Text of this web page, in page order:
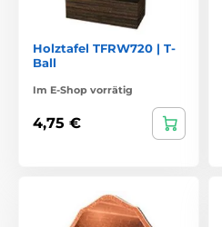
Holztafel TFRW720 | T-
Ball
Im E-Shop vorrätig
4,75 €